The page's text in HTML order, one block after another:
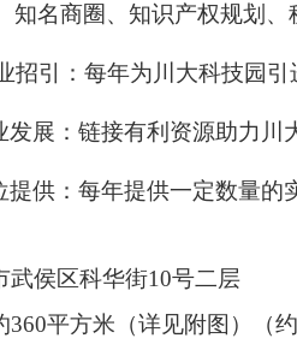
知名商圈、知识产权规划、
招引：每年为川大科技园引
发展：链接有利资源助力川
提供：每年提供一定数量的
武侯区科华街10号二层
平方米（详见附图）（约